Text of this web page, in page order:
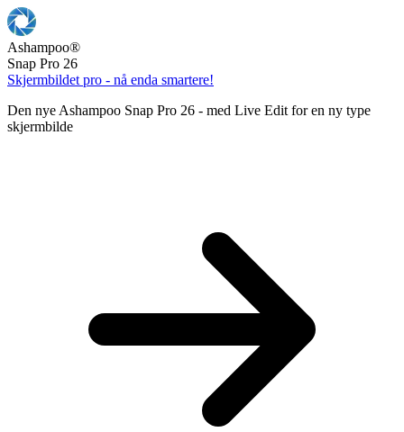
Ashampoo®
Snap Pro 26
Skjermbildet pro - nå enda smartere!
Den nye Ashampoo Snap Pro 26 - med Live Edit for en ny type
skjermbilde